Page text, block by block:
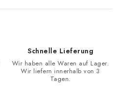
Schnelle Lieferung
Wir haben alle Waren auf Lager.
Wir liefern innerhalb von 3
Tagen.